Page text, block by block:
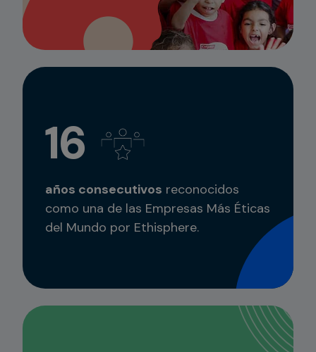
16
años consecutivos reconocidos
como una de las Empresas Más Éticas
del Mundo por Ethisphere.